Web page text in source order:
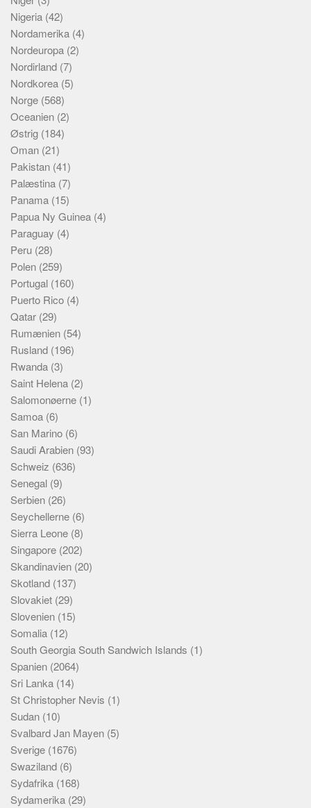
Nigeria (42)
Nordamerika (4)
Nordeuropa (2)
Nordirland (7)
Nordkorea (5)
Norge (568)
Oceanien (2)
Østrig (184)
Oman (21)
Pakistan (41)
Palæstina (7)
Panama (15)
Papua Ny Guinea (4)
Paraguay (4)
Peru (28)
Polen (259)
Portugal (160)
Puerto Rico (4)
Qatar (29)
Rumænien (54)
Rusland (196)
Rwanda (3)
Saint Helena (2)
Salomonøerne (1)
Samoa (6)
San Marino (6)
Saudi Arabien (93)
Schweiz (636)
Senegal (9)
Serbien (26)
Seychellerne (6)
Sierra Leone (8)
Singapore (202)
Skandinavien (20)
Skotland (137)
Slovakiet (29)
Slovenien (15)
Somalia (12)
South Georgia South Sandwich Islands (1)
Spanien (2064)
Sri Lanka (14)
St Christopher Nevis (1)
Sudan (10)
Svalbard Jan Mayen (5)
Sverige (1676)
Swaziland (6)
Sydafrika (168)
Sydamerika (29)